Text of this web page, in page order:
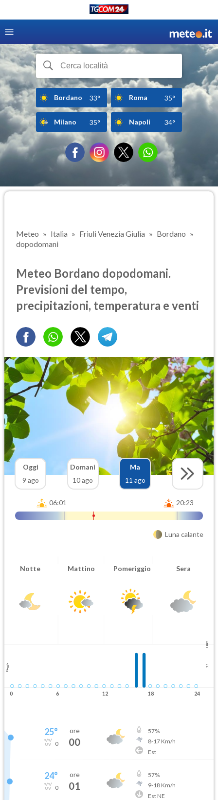
Bordano 33° Roma 35°
Milano 35° Napoli 34°
Meteo Italia Friuli Venezia Giulia
Bordano
dopodomani
Meteo Bordano dopodomani.
Previsioni del tempo,
precipitazioni, temperatura e venti
Oggi
9 ago
Domani
10 ago
Ma
11 ago
06:01 20:23
Luna calante
Notte Mattino Pomeriggio Sera
5 mm
2.5
Pioggia
0 6 12 18 24
25°
0
ore
00
57%
8-17Km/h
Est
24°
0
ore
01
57%
9-18Km/h
Est NE